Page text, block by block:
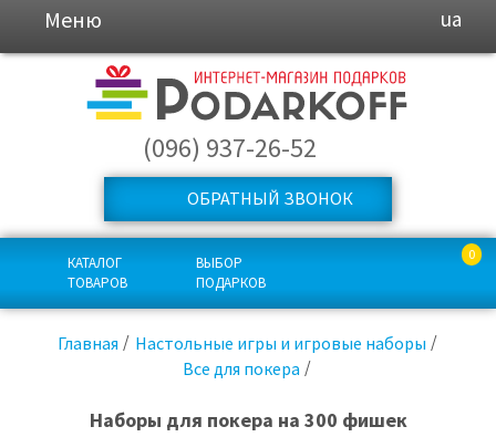
Меню ua
(096) 937-26-52
ОБРАТНЫЙ ЗВОНОК
КАТАЛОГ
ТОВАРОВ
ВЫБОР
ПОДАРКОВ
0
Главная
Настольные игры и игровые наборы
Все для покера
Наборы для покера на 300 фишек